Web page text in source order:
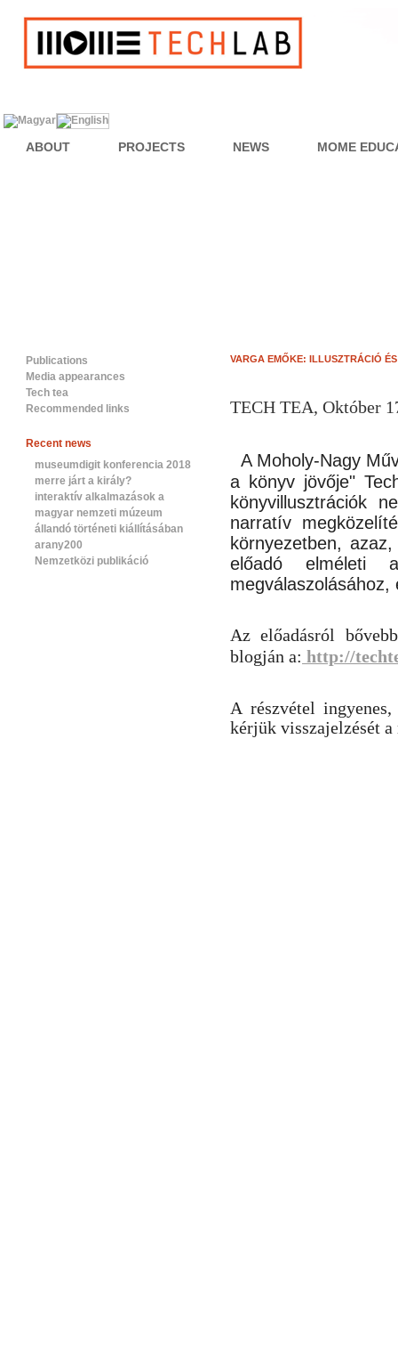
ABOUT PROJECTS NEWS MOME
Publications
Media appearances
Tech tea
Recommended links
Recent news
museumdigit konferencia 2018
merre járt a király?
interaktív alkalmazások a
magyar nemzeti múzeum
állandó történeti kiállításában
arany200
Nemzetközi publikáció
VARGA EMŐKE: ILLUSZTRÁCIÓ
TECH TEA, Október
A Moholy-Nagy
a könyv jövője"
könyvillusztrációk
narratív
környezetben,
előadó elméleti
Az előadásról
blogján a: http://
A részvétel
kérjük visszajelzését